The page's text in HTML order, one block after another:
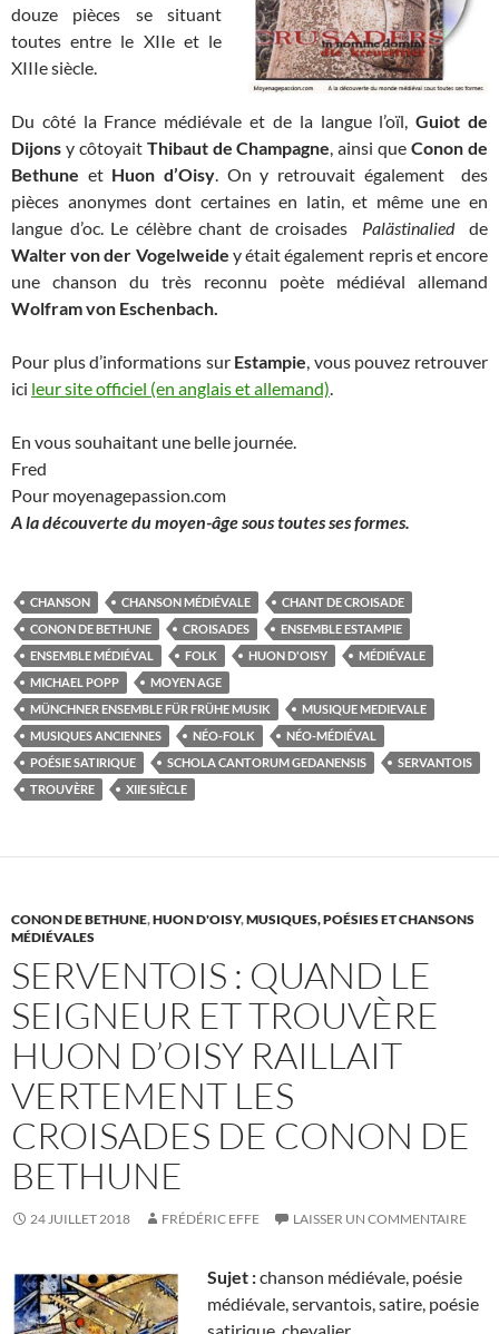
douze pièces se situant
toutes entre le XIIe et le
XIIIe siècle.
Du côté la France médiévale et de la langue l’oïl,Guiot de
Dijons y côtoyait Thibaut de Champagne , ainsi queConon de
Bethune et Huon d’Oisy . On y retrouvait également des
pièces anonymes dont certaines en latin, et même une en
langue d’oc. Le célèbre chant de croisades Palästinalied
de
Walter von der Vogelweide y était également repris et encore
une chanson du très reconnu poète médiéval allemand
Wolfram von Eschenbach.
Pour plus d’informations sur Estampie , vous pouvez retrouver
ici leur site officiel (en anglais et allemand)
En vous souhaitant une belle journée.
Fred
Pour moyenagepassion.com
A la découverte du moyen-âge sous toutes ses formes.
CHANSON CHANSON MÉDIÉVALE
CHANT DE CROISADE
CONON DE BETHUNE
CROISADES
ENSEMBLE ESTAMPIE
ENSEMBLE MÉDIÉVAL
FOLK HUON D'OISY
MÉDIÉVALE
MICHAEL POPP
MOYEN AGE
MÜNCHNER ENSEMBLE FÜR FRÜHE MUSIK
MUSIQUE MEDIEVALE
MUSIQUES ANCIENNES
NÉO-FOLK
NÉO-MÉDIÉVAL
POÉSIE SATIRIQUE
SCHOLA CANTORUM GEDANENSIS
SERVANTOIS
TROUVÈRE
XIIE SIÈCLE
CONON DE BETHUNE,HUON D'OISY,MUSIQUES, POÉSIES ET CHANSONS
MÉDIÉVALES
SERVENTOIS : QUAND LE
SEIGNEUR ET TROUVÈRE
HUON D’OISY RAILLAIT
VERTEMENT LES
CROISADES DE CONON DE
BETHUNE
24 JUILLET 2018 FRÉDÉRIC EFFE LAISSER UN COMMENTAIRE
Sujet :chanson médiévale, poésie
médiévale, servantois, satire, poésie